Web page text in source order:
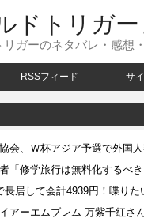
ドトリガ
リガーのネタバレ・感想
RSSフィード サ